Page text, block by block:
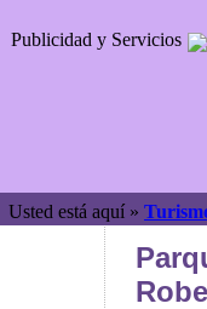
Publicidad y Servicios
Usted está aquí »